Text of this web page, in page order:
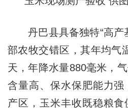
丹巴县具备独特“高产
部农牧交错区，其年均气
天，年降水量880毫米，
含量高、保水保肥能力
产区，玉米丰收既稳粮